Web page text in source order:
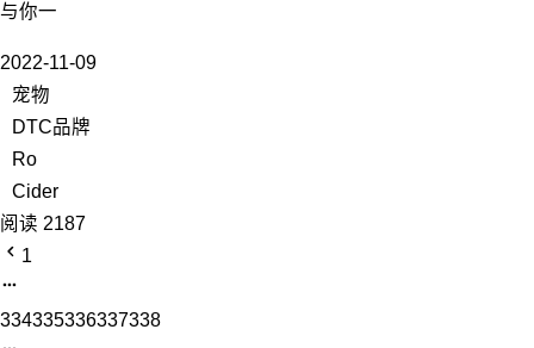
与你一
2022-11-09
宠物
DTC品牌
Ro
Cider
阅读 2187
1
334335336337338